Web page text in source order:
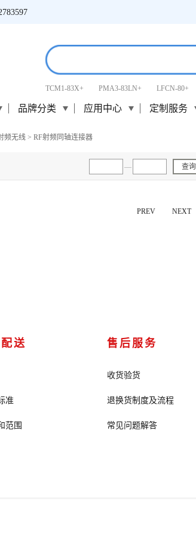
TCM1-83X+ PMA3-83LN+ LFCN-80+
品牌分类 应用中心 定制服务
频无线 > RF射频同轴连接器
— 查询
PREV NEXT
送
准
范围
售后服务
收货验货
退换货制度及流程
常见问题解答